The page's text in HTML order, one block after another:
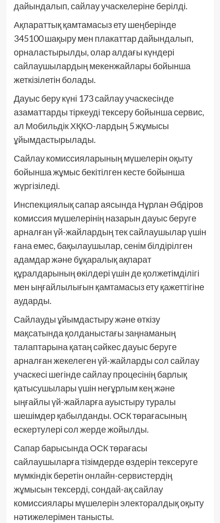
дайындалып, сайлау учаскелеріне берілді.
Ақпараттық қамтамасыз ету шеңберінде
345100 шақыру мен плакаттар дайындалып,
орналастырылды, олар алдағы күндері
сайлаушылардың мекенжайлары бойынша
жеткізілетін болады.
Дауыс беру күні 173 сайлау учаскесінде
азаматтарды тіркеуді тексеру бойынша сервис,
ал Мобильдік ХҚКО-лардың 5 жұмысы
ұйымдастырылады.
Сайлау комиссияларының мүшелерін оқыту
бойынша жұмыс бекітілген кесте бойынша
жүргізіледі.
Инспекциялық сапар аясында Нұрлан Әбдіров
комиссия мүшелерінің назарын дауыс беруге
арналған үй-жайлардың тек сайлаушылар үшін
ғана емес, бақылаушылар, сенім білдірілген
адамдар және бұқаралық ақпарат
құралдарының өкілдері үшін де қолжетімділігі
мен ыңғайлылығын қамтамасыз ету қажеттігіне
аударды.
Сайлауды ұйымдастыру және өткізу
мақсатында қолданыстағы заңнаманың
талаптарына қатаң сәйкес дауыс беруге
арналған жекелеген үй-жайларды сол сайлау
учаскесі шегінде сайлау процесінің барлық
қатысушылары үшін неғұрлым кең және
ыңғайлы үй-жайларға ауыстыру туралы
шешімдер қабылданды. ОСК төрағасының
ескертулері сол жерде жойылды.
Сапар барысында ОСК төрағасы
сайлаушыларға тізімдерде өздерін тексеруге
мүмкіндік беретін онлайн-сервистердің
жұмысын тексерді, сондай-ақ сайлау
комиссиялары мүшелерін электоралдық оқыту
нәтижелерімен танысты.